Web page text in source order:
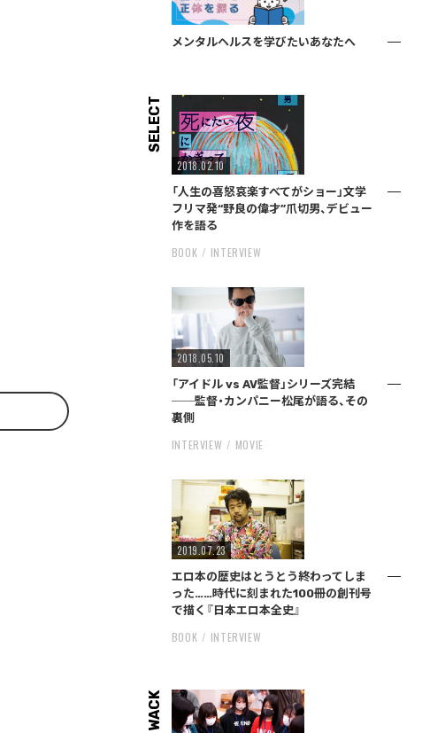
メンタルヘルスを学びたいあなたへ
SELECT
2018.02.10
「人生の喜怒哀楽すべてがショー」文学
フリマ発“野良の偉才”爪切男、デビュー
作を語る
BOOK INTERVIEW
2018.05.10
「アイドル vs AV監督」シリーズ完結
──監督・カンパニー松尾が語る、その
裏側
INTERVIEW MOVIE
2019.07.23
エロ本の歴史はとうとう終わってしま
った……時代に刻まれた100冊の創刊号
で描く『日本エロ本全史』
BOOK INTERVIEW
WACK